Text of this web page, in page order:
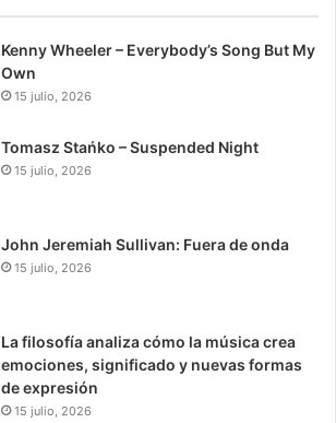
Kenny Wheeler – Everybody’s Song But My
Own
15 julio, 2026
Tomasz Stańko – Suspended Night
15 julio, 2026
John Jeremiah Sullivan: Fuera de onda
15 julio, 2026
La filosofía analiza cómo la música crea
emociones, significado y nuevas formas
de expresión
15 julio, 2026